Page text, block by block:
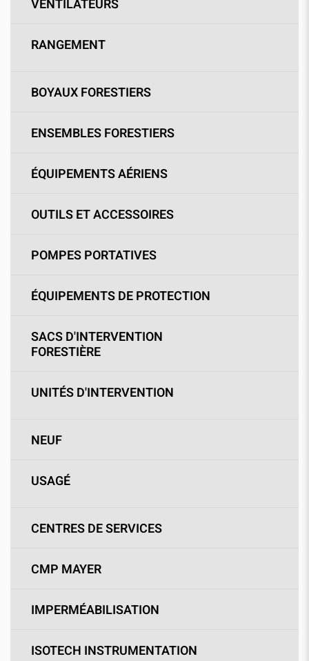
VENTILATEURS
RANGEMENT
BOYAUX FORESTIERS
ENSEMBLES FORESTIERS
ÉQUIPEMENTS AÉRIENS
OUTILS ET ACCESSOIRES
POMPES PORTATIVES
ÉQUIPEMENTS DE PROTECTION
SACS D'INTERVENTION
FORESTIÈRE
UNITÉS D'INTERVENTION
NEUF
USAGÉ
CENTRES DE SERVICES
CMP MAYER
IMPERMÉABILISATION
ISOTECH INSTRUMENTATION